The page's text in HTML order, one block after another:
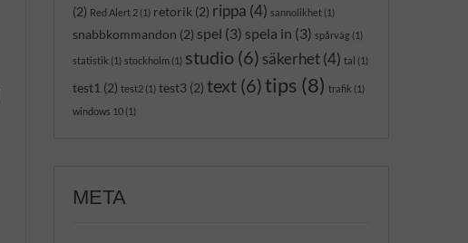
(2) Red Alert 2 (1) retorik (2) rippa (4) sannolikhet (1)
snabbkommandon (2) spel (3) spela in (3) spårväg (1)
statistik (1) stockholm (1) studio (6) säkerhet(4) tal (1)
test1 (2) test2 (1) test3 (2) text (6)tips (8) trafik (1)
windows 10 (1)
META